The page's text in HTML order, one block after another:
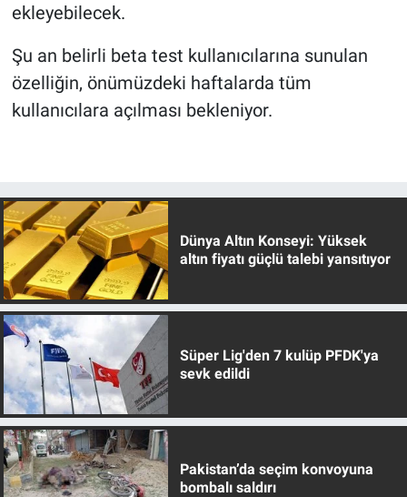
ekleyebilecek.
Şu an belirli beta test kullanıcılarına sunulan
özelliğin, önümüzdeki haftalarda tüm
kullanıcılara açılması bekleniyor.
Dünya Altın Konseyi: Yüksek
altın fiyatı güçlü talebi yansıtıyor
Süper Lig'den 7 kulüp PFDK'ya
sevk edildi
Pakistan’da seçim konvoyuna
bombalı saldırı